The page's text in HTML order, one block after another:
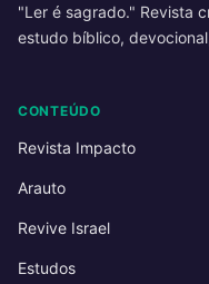
"Ler é sagrado." Revista
estudo bíblico,
CONTEÚDO
Revista Impacto
Arauto
Revive Israel
Estudos